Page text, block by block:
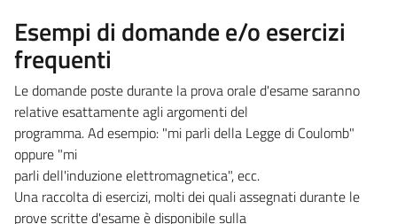
Esempi di domande e/o esercizi
frequenti
Le domande poste durante la prova orale d'esame saranno
relative esattamente agli argomenti del
programma. Ad esempio: "mi parli della Legge di Coulomb"
oppure "mi
parli dell'induzione elettromagnetica", ecc.
Una raccolta di esercizi, molti dei quali assegnati durante le
prove scritte d'esame è disponibile sulla